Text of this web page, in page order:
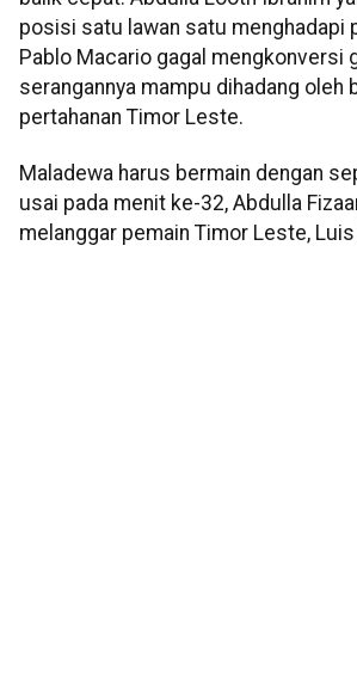
posisi satu lawan satu menghadapi
Pablo Macario gagal mengkonversi
serangannya mampu dihadang oleh
pertahanan Timor Leste.
Maladewa harus bermain dengan
usai pada menit ke-32, Abdulla
melanggar pemain Timor Leste,